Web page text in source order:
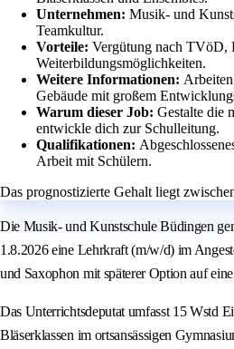
Unternehmen: Musik- und
Teamkultur.
Vorteile: Vergütung nach TVöD,
Weiterbildungsmöglichkeiten.
Weitere Informationen:
Gebäude mit großem
Warum dieser Job: Gestalte die
entwickle dich zur Schulleitung.
Qualifikationen:
Arbeit mit Schülern.
Das prognostizierte Gehalt liegt
Die Musik- und Kunstschule Büdingen
1.8.2026 eine Lehrkraft (m/w/d) im
und Saxophon mit späterer Option auf
Das Unterrichtsdeputat umfasst 15 Wstd
Bläserklassen im ortsansässigen